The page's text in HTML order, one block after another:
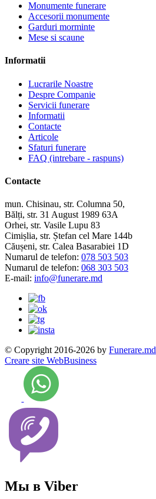
Monumente funerare
Accesorii monumente
Garduri morminte
Mese si scaune
Informatii
Lucrarile Noastre
Despre Companie
Servicii funerare
Informatii
Contacte
Articole
Sfaturi funerare
FAQ (intrebare - raspuns)
Contacte
mun. Chisinau, str. Columna 50,
Bălți, str. 31 August 1989 63A
Orhei, str. Vasile Lupu 83
Cimișlia, str. Ștefan cel Mare 144b
Căușeni, str. Calea Basarabiei 1D
Numarul de telefon: 078 503 503
Numarul de telefon: 068 303 503
E-mail: info@funerare.md
© Copyright 2016-2026 by Funerare.md
Creare site WebBusiness
Мы в Viber